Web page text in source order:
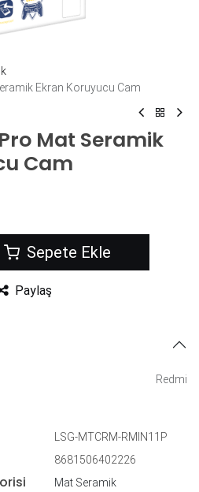
Ekran Koruyucu Cam
Mat Seramik
Cam
Sepete Ekle
Paylaş
Redmi
LSG-MTCRM-RMIN11P
8681506402226
Mat Seramik